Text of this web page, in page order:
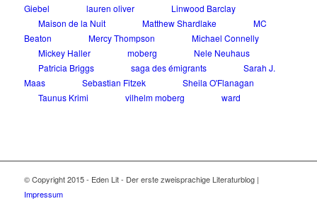
Giebel
lauren oliver
Linwood Barclay
Maison de la Nuit
Matthew Shardlake
MC
Beaton
Mercy Thompson
Michael Connelly
Mickey Haller
moberg
Nele Neuhaus
Patricia Briggs
saga des émigrants
Sarah J.
Maas
Sebastian Fitzek
Sheila O'Flanagan
Taunus Krimi
vilhelm moberg ward
© Copyright 2015 - Eden Lit - Der erste zweisprachige Literaturblog |
Impressum